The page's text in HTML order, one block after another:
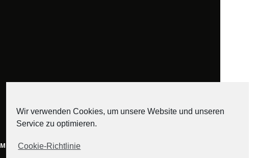
MEDIADATEN
Wir verwenden Cookies, um unsere Website und unseren
Service zu optimieren.
Cookie-Richtlinie